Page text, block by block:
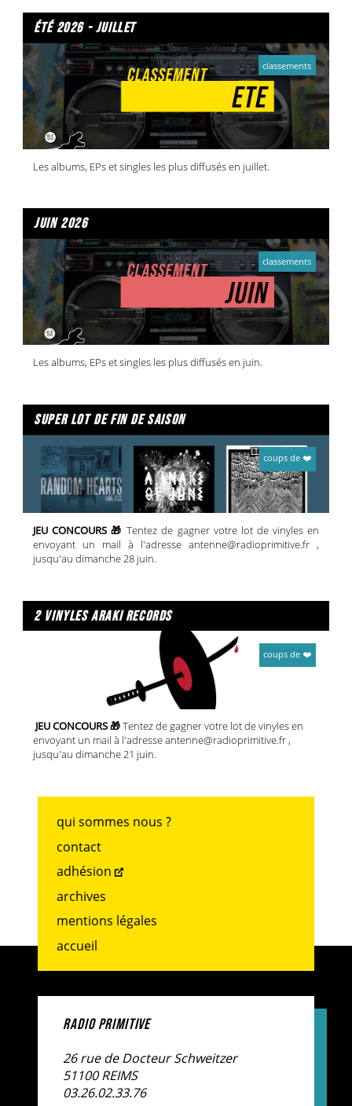
été 2026 - juillet
classements
Les albums, EPs et singles les plus diffusés en juillet.
juin 2026
classements
Les albums, EPs et singles les plus diffusés en juin.
super lot de fin de saison
coups de ❤️
JEU CONCOURS 🎁Tentez de gagner votre lot de vinyles en
envoyant un mail à l'adresse antenne@radioprimitive.fr ,
jusqu'au dimanche 28 juin.
2 vinyles araki records
coups de ❤️
JEU CONCOURS 🎁Tentez de gagner votre lot de vinyles en
envoyant un mail à l'adresse antenne@radioprimitive.fr ,
jusqu'au dimanche 21 juin.
qui sommes nous ?
contact
adhésion
archives
mentions légales
accueil
RADIO PRIMITIVE
26 rue de Docteur Schweitzer
51100 REIMS
03.26.02.33.76